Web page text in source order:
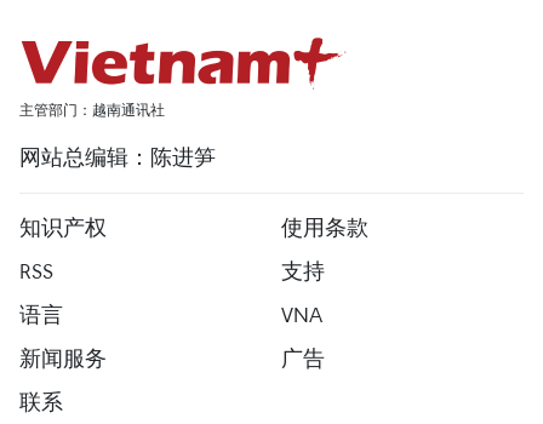
主管部门：越南通讯社
网站总编辑：陈进笋
知识产权
使用条款
RSS
支持
语言
VNA
新闻服务
广告
联系